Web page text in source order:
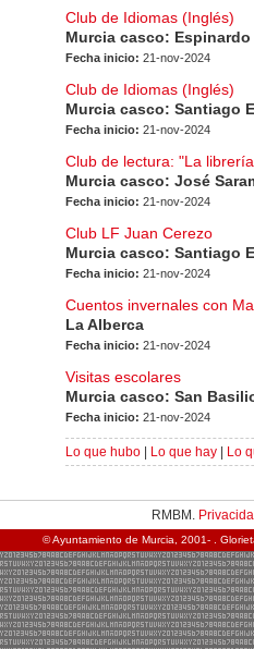
Club de Idiomas (Inglés)
Murcia casco: Espinardo
Fecha inicio: 21-nov-2024
Club de Idiomas (Inglés)
Murcia casco: Santiago
Fecha inicio: 21-nov-2024
Club de lectura: "La
Murcia casco: José
Fecha inicio: 21-nov-2024
Club LF Juan Cerezo
Murcia casco: Santiago
Fecha inicio: 21-nov-2024
Cuentos invernales con
La Alberca
Fecha inicio: 21-nov-2024
Visitas escolares
Murcia casco: San
Fecha inicio: 21-nov-2024
Lo que hubo Lo que hay Lo
RMBM.
© Ayuntamiento de Murcia, 2001- .